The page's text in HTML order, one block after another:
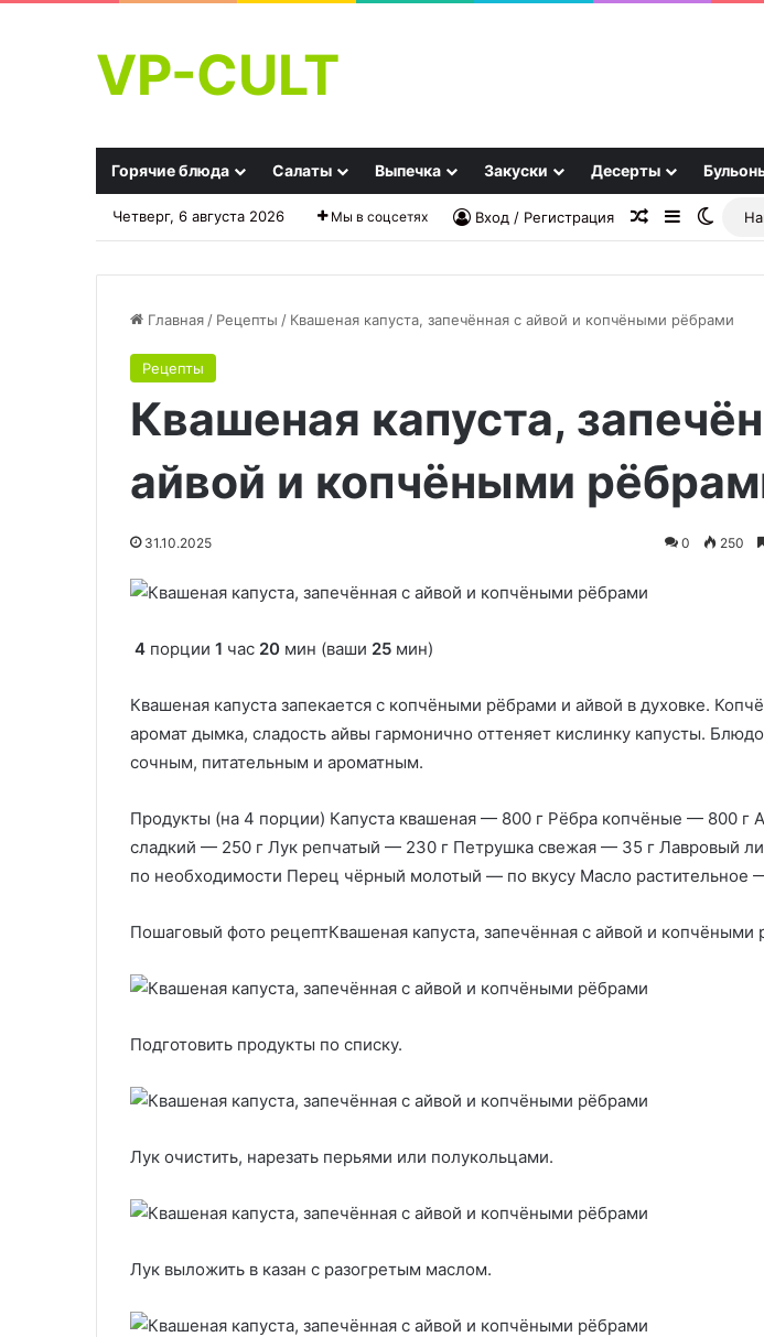
VP-CULT
Горячие блюда Салаты Выпечка Закуски Десерты
Четверг, 6 августа 2026 Мы в соцсетях Вход / Регистрация Случайная
Sidebar
Главная / Рецепты / Квашеная капуста, запечённая с айвой и копчёными рёбрами
Рецепты
Квашеная капуста,
айвой и копчёными
31.10.2025 0 250
4 порции 1 час 20 мин (ваши 25 мин)
Квашеная капуста запекается с копчёными рёбрами и айвой в духовке.
аромат дымка, сладость айвы гармонично оттеняет кислинку капусты.
сочным, питательным и ароматным.
Продукты (на 4 порции) Капуста квашеная — 800 г Рёбра копчёные — 800 г
сладкий — 250 г Лук репчатый — 230 г Петрушка свежая — 35 г Лавровый
по необходимости Перец чёрный молотый — по вкусу Масло растительное
Пошаговый фото рецептКвашеная капуста, запечённая с айвой и копчёными
Подготовить продукты по списку.
Лук очистить, нарезать перьями или полукольцами.
Лук выложить в казан с разогретым маслом.
Заморозить, уварить или
превратить в уксус: 4 способа
в
соусе
соусе
«Паутинка»